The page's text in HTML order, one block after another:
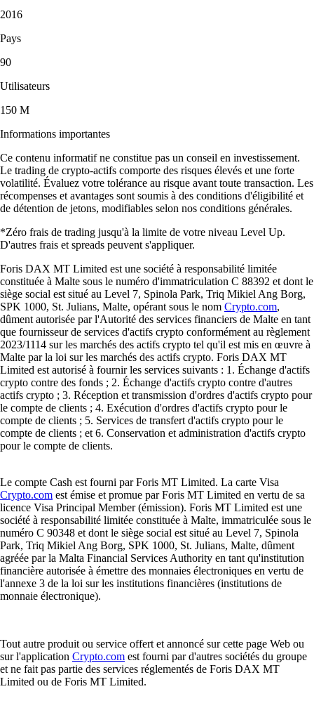
2016
Pays
90
Utilisateurs
150 M
Informations importantes
Ce contenu informatif ne constitue pas un conseil en investissement.
Le trading de crypto-actifs comporte des risques élevés et une forte
volatilité. Évaluez votre tolérance au risque avant toute transaction. Les
récompenses et avantages sont soumis à des conditions d'éligibilité et
de détention de jetons, modifiables selon nos conditions générales.
*Zéro frais de trading jusqu'à la limite de votre niveau Level Up.
D'autres frais et spreads peuvent s'appliquer.
Foris DAX MT Limited est une société à responsabilité limitée
constituée à Malte sous le numéro d'immatriculation C 88392 et dont le
siège social est situé au Level 7, Spinola Park, Triq Mikiel Ang Borg,
SPK 1000, St. Julians, Malte, opérant sous le nom Crypto.com,
dûment autorisée par l'Autorité des services financiers de Malte en tant
que fournisseur de services d'actifs crypto conformément au règlement
2023/1114 sur les marchés des actifs crypto tel qu'il est mis en œuvre à
Malte par la loi sur les marchés des actifs crypto. Foris DAX MT
Limited est autorisé à fournir les services suivants : 1. Échange d'actifs
crypto contre des fonds ; 2. Échange d'actifs crypto contre d'autres
actifs crypto ; 3. Réception et transmission d'ordres d'actifs crypto pour
le compte de clients ; 4. Exécution d'ordres d'actifs crypto pour le
compte de clients ; 5. Services de transfert d'actifs crypto pour le
compte de clients ; et 6. Conservation et administration d'actifs crypto
pour le compte de clients.
Le compte Cash est fourni par Foris MT Limited. La carte Visa
Crypto.com est émise et promue par Foris MT Limited en vertu de sa
licence Visa Principal Member (émission). Foris MT Limited est une
société à responsabilité limitée constituée à Malte, immatriculée sous le
numéro C 90348 et dont le siège social est situé au Level 7, Spinola
Park, Triq Mikiel Ang Borg, SPK 1000, St. Julians, Malte, dûment
agréée par la Malta Financial Services Authority en tant qu'institution
financière autorisée à émettre des monnaies électroniques en vertu de
l'annexe 3 de la loi sur les institutions financières (institutions de
monnaie électronique).
Tout autre produit ou service offert et annoncé sur cette page Web ou
sur l'application Crypto.com est fourni par d'autres sociétés du groupe
et ne fait pas partie des services réglementés de Foris DAX MT
Limited ou de Foris MT Limited.